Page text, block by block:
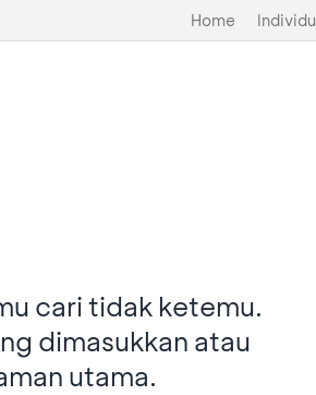
Home Individu
cari tidak ketemu.
dimasukkan atau
utama.